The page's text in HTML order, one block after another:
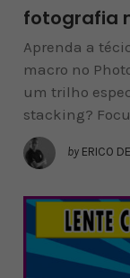
fotografia
Aprenda a
macro no
um trilho
stacking?
by ERICO